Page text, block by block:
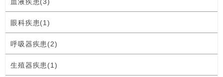
眼科疾患(1)
呼吸器疾患(2)
生殖器疾患(1)